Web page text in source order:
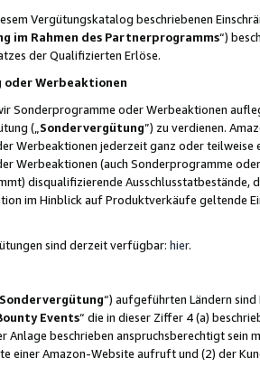
Vergütungskatalog beschriebenen
im Rahmen des Partnerprogramms“)
der Qualifizierten Erlöse.
oder Werbeaktionen
Sonderprogramme oder Werbeaktionen
(„ Sondervergütung”) zu verdienen.
Werbeaktionen jederzeit ganz oder
Werbeaktionen (auch Sonderprogramme
disqualifizierende Ausschlusstatbestände,
im Hinblick auf Produktverkäufe geltende
sind derzeit verfügbar: hier.
Sondervergütung“) aufgeführten Ländern
Events“ die in dieser Ziffer 4 (a)
Anlage beschrieben anspruchsberechtigt sein
einer Amazon-Website aufruft und (2) der